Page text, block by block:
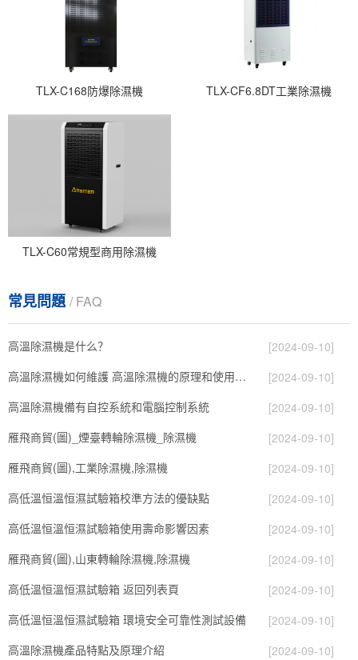
TLX-C168防爆除濕機 TLX-CF6.8DT工業除濕機
TLX-C60常規型商用除濕機
常見問題/ FAQ
高溫除濕機是什么？
[2024-09-10]
高溫除濕機如何維護 高溫除濕機的原理和使用維護【詳解】
[2024-09-10]
高溫除濕機備有自控系統和電腦控制系統
[2024-09-10]
雁飛商貿(圖)_煙臺轉輪除濕機_除濕機
[2024-09-10]
雁飛商貿(圖),工業除濕機,除濕機
[2024-09-10]
高低溫恒溫恒濕試驗箱校準方法的優缺點
[2024-09-10]
高低溫恒溫恒濕試驗箱使用壽命影響因素
[2024-09-10]
雁飛商貿(圖),山東轉輪除濕機,除濕機
[2024-09-10]
高低溫恒溫恒濕試驗箱 返回列表頁
[2024-09-10]
高低溫恒溫恒濕試驗箱 環境安全可靠性測試設備
[2024-09-10]
高溫除濕機產品特點及原理介紹
[2024-09-10]